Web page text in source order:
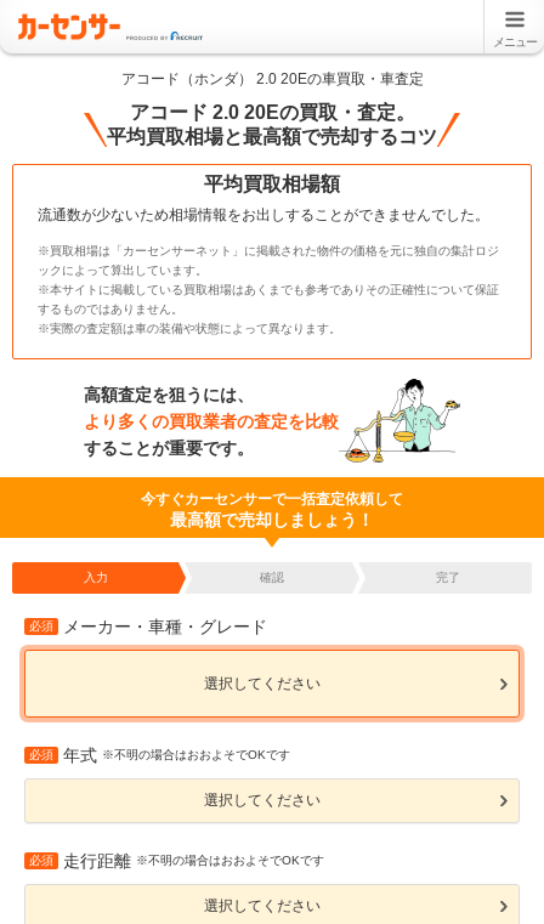
メニュー
アコード（ホンダ） 2.0 20Eの車買取・車査定
アコード 2.0 20Eの買取・査定。
平均買取相場と最高額で売却するコツ
平均買取相場額
流通数が少ないため相場情報をお出しすることができませんでした。
※買取相場は「カーセンサーネット」に掲載された物件の価格を元に独自の集計ロジ
ックによって算出しています。
※本サイトに掲載している買取相場はあくまでも参考でありその正確性について保証
するものではありません。
※実際の査定額は車の装備や状態によって異なります。
高額査定を狙うには、
より多くの買取業者の査定を比較
することが重要です。
今すぐカーセンサーで一括査定依頼して
最高額で売却しましょう！
入力 確認 完了
必須 メーカー・車種・グレード
選択してください
必須 年式 ※不明の場合はおおよそでOKです
選択してください
必須 走行距離 ※不明の場合はおおよそでOKです
選択してください